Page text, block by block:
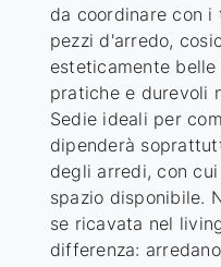
da coordinare con
pezzi d'arredo,
esteticamente
pratiche e durevoli
Sedie ideali per
dipenderà
degli arredi, con
spazio disponibile.
se ricavata nel
differenza: